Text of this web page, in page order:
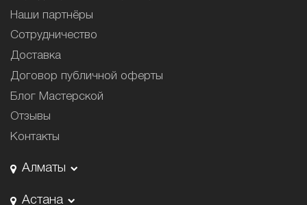
Наши партнёры
Сотрудничество
Доставка
Договор публичной оферты
Блог Мастерской
Отзывы
Контакты
Алматы
Астана